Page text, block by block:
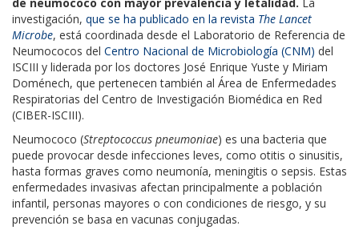
investigación, que se ha publicado en la revista The Lancet
Microbe, está coordinada desde el Laboratorio de Referencia de
Neumococos del Centro Nacional de Microbiología (CNM)​ del
ISCIII y liderada por los doctores José Enrique Yuste y Miriam
Doménech, que pertenecen también al Área de Enfermedades
Respiratorias del Centro de Investigación Biomédica en Red
(CIBER-ISCIII).
Neumococo (Streptococcus pneumoniae) es una bacteria que
puede provocar desde infecciones leves, como otitis o sinusitis,
hasta formas graves como neumonía, meningitis o sepsis. Estas
enfermedades invasivas afectan principalmente a población
infantil, personas mayores o con condiciones de riesgo, y su
prevención se basa en vacunas conjugadas.